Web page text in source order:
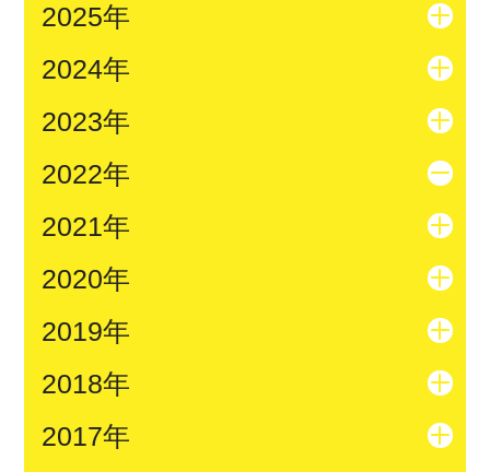
2025年
2024年
2023年
2022年
2021年
2020年
2019年
2018年
2017年